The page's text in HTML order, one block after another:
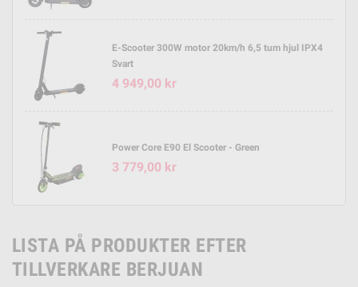
E-Scooter 300W motor 20km/h 6,5 tum hjul IPX4
Svart
4 949,00 kr
Power Core E90 El Scooter - Green
3 779,00 kr
LISTA PÅ PRODUKTER EFTER
TILLVERKARE BERJUAN